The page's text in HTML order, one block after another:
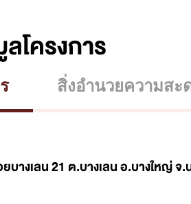
โครงการ
สิ่งอำนวยความสะ
บางเลน 21 ต.บางเลน อ.บางใหญ่ จ